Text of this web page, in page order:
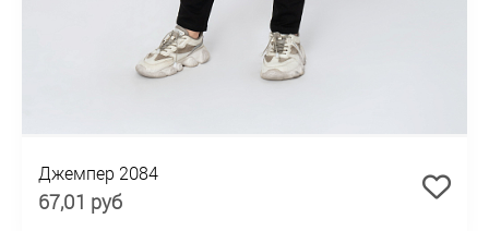
Джемпер 2084
67,01 руб